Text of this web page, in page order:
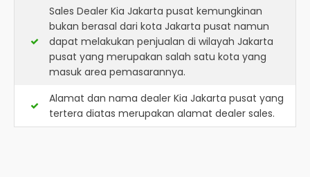
Sales Dealer Kia Jakarta pusat kemungkinan
bukan berasal dari kota Jakarta pusat namun
dapat melakukan penjualan di wilayah Jakarta
pusat yang merupakan salah satu kota yang
masuk area pemasarannya.
Alamat dan nama dealer Kia Jakarta pusat yang
tertera diatas merupakan alamat dealer sales.